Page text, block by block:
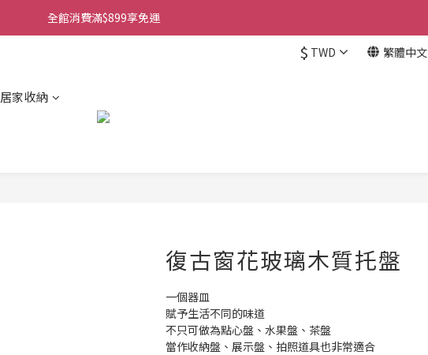
全館消費滿$899享免運
$ TWD 繁體中文
居家收納
復古窗花玻璃木質托盤
一個器皿
賦予生活不同的味道
不只可做為點心盤、水果盤、茶盤
當作收納盤、展示盤、拍照道具也非常適合